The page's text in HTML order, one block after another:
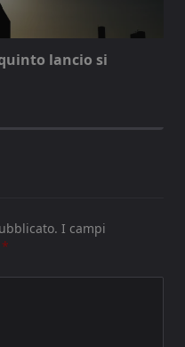
lancio si
I campi
*